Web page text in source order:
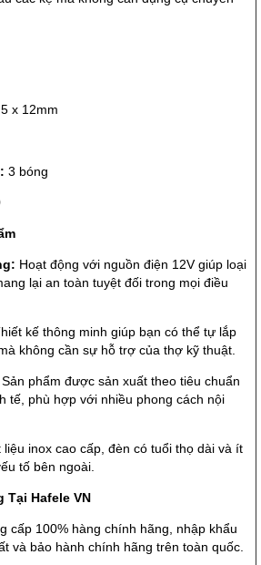
x 12mm
3 bóng
Hoạt động với nguồn điện 12V giúp loại
lại an toàn tuyệt đối trong mọi điều
kế thông minh giúp bạn có thể tự lắp
không cần sự hỗ trợ của thợ kỹ thuật.
Sản phẩm được sản xuất theo tiêu chuẩn
tế, phù hợp với nhiều phong cách nội
liệu inox cao cấp, đèn có tuổi thọ dài và ít
tố bên ngoài.
Tại Hafele VN
cấp 100% hàng chính hãng, nhập khẩu
và bảo hành chính hãng trên toàn quốc.